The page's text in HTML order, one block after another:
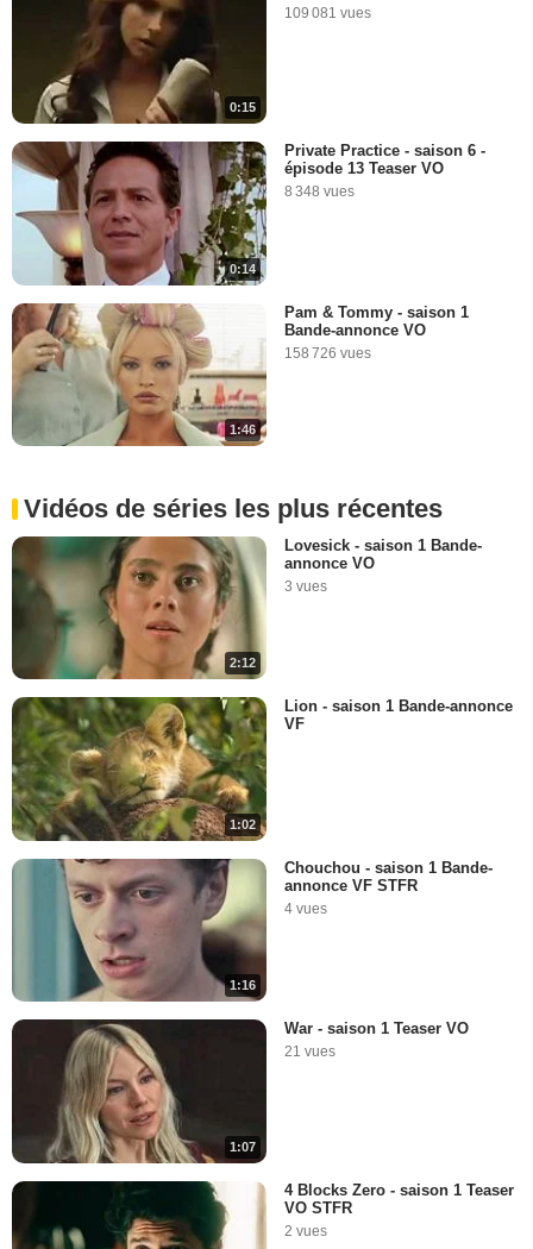
0:15
109 081 vues
0:14
Private Practice - saison 6 -
épisode 13 Teaser VO
8 348 vues
1:46
Pam & Tommy - saison 1
Bande-annonce VO
158 726 vues
Vidéos de séries les plus récentes
2:12
Lovesick - saison 1 Bande-
annonce VO
3 vues
1:02
Lion - saison 1 Bande-annonce
VF
1:16
Chouchou - saison 1 Bande-
annonce VF STFR
4 vues
1:07
War - saison 1 Teaser VO
21 vues
4 Blocks Zero - saison 1 Teaser
VO STFR
2 vues